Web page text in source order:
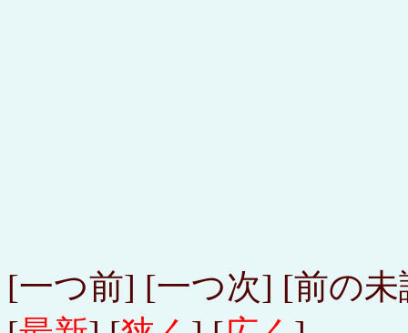
[一つ前] [一つ次] [前の